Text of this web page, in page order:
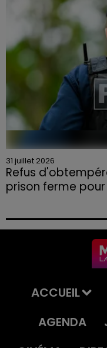
31 juillet 2026
Refus
prison ferme pour
permis et la
ACCUEIL
AGENDA